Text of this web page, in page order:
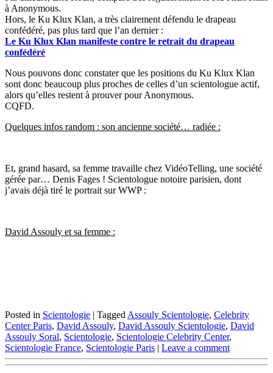
à Anonymous.
Hors, le Ku Klux Klan, a très clairement défendu le drapeau
confédéré, pas plus tard que l’an dernier :
Le Ku Klux Klan manifeste contre le retrait du drapeau
confédéré
Nous pouvons donc constater que les positions du Ku Klux Klan
sont donc beaucoup plus proches de celles d’un scientologue actif,
alors qu’elles restent à prouver pour Anonymous.
CQFD.
Quelques infos random : son ancienne société… radiée :
Et, grand hasard, sa femme travaille chez VidéoTelling, une société
gérée par… Denis Fages ! Scientologue notoire parisien, dont
j’avais déjà tiré le portrait sur WWP :
David Assouly et sa femme :
Posted in Scientologie | Tagged Assouly Scientologie, Celebrity
Center Paris, David Assouly, David Assouly Scientologie, David
Assouly Soral, Scientologie, Scientologie Celebrity Center,
Scientologie France, Scientologie Paris | Leave a comment